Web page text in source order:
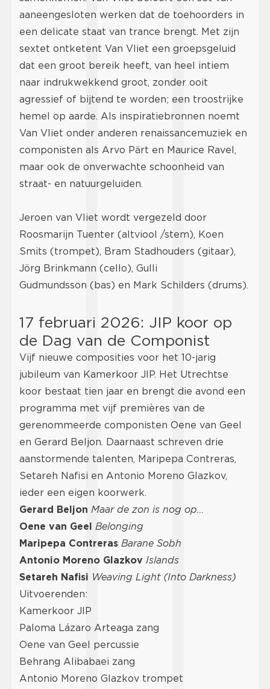
aaneengesloten werken dat de toehoorders in
een delicate staat van trance brengt. Met zijn
sextet ontketent Van Vliet een groepsgeluid
dat een groot bereik heeft, van heel intiem
naar indrukwekkend groot, zonder ooit
agressief of bijtend te worden; een troostrijke
hemel op aarde. Als inspiratiebronnen noemt
Van Vliet onder anderen renaissancemuziek en
componisten als Arvo Pärt en Maurice Ravel,
maar ook de onverwachte schoonheid van
straat- en natuurgeluiden.
Jeroen van Vliet wordt vergezeld door
Roosmarijn Tuenter (altviool /stem), Koen
Smits (trompet), Bram Stadhouders (gitaar),
Jörg Brinkmann (cello), Gulli
Gudmundsson (bas) en Mark Schilders (drums).
17 februari 2026: JIP koor op
de Dag van de Componist
Vijf nieuwe composities voor het 10-jarig
jubileum van Kamerkoor JIP. Het Utrechtse
koor bestaat tien jaar en brengt die avond een
programma met vijf premières van de
gerenommeerde componisten Oene van Geel
en Gerard Beljon. Daarnaast schreven drie
aanstormende talenten, Maripepa Contreras,
Setareh Nafisi en Antonio Moreno Glazkov,
ieder een eigen koorwerk.
Gerard Beljon Maar de zon is nog op…
Oene van Geel Belonging
Maripepa Contreras Barane Sobh
Antonio Moreno Glazkov Islands
Setareh Nafisi Weaving Light (Into Darkness)
Uitvoerenden:
Kamerkoor JIP
Paloma Lázaro Arteaga zang
Oene van Geel percussie
Behrang Alibabaei zang
Antonio Moreno Glazkov trompet